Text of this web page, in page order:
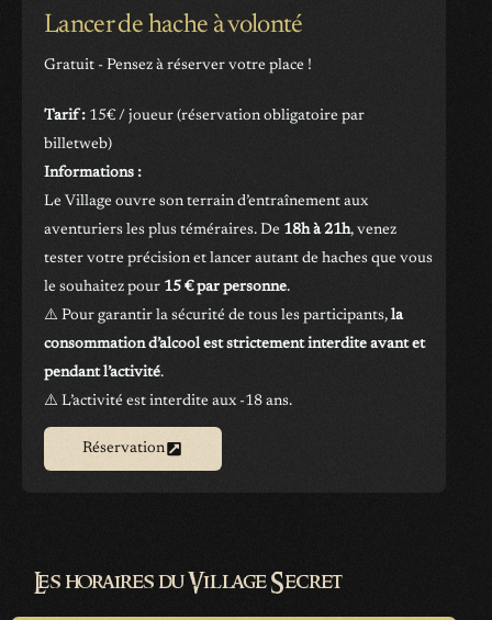
Lancer de hache à volonté
Gratuit - Pensez à réserver votre place !
Tarif : 15€ / joueur (réservation obligatoire par
billetweb)
Informations :
Le Village ouvre son terrain d’entraînement aux
aventuriers les plus téméraires. De 18h à 21h, venez
tester votre précision et lancer autant de haches que vous
le souhaitez pour 15 € par personne.
⚠️ Pour garantir la sécurité de tous les participants, la
consommation d’alcool est strictement interdite avant et
pendant l’activité.
⚠️ L’activité est interdite aux -18 ans.
Réservation
Les horaires du Village Secret